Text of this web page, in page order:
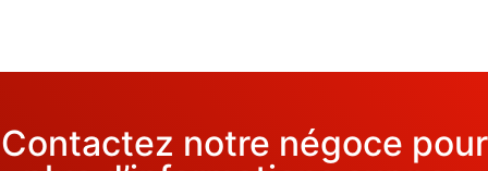
Contactez notre négoce pour